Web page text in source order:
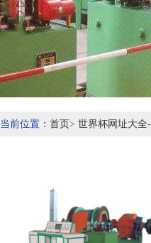
当前位置： 首页> 世界杯网址大全